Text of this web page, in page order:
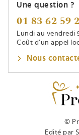
©
Edité par
Une question ?
01 83 62 59
Lundi au vendredi
Coût d’un appel
Nous